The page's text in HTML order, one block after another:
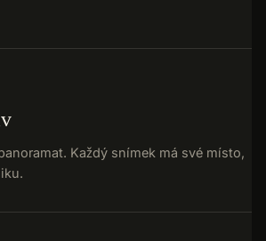
Každý snímek má své místo,